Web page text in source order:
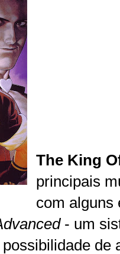
The King
principais
com alguns
- um
de